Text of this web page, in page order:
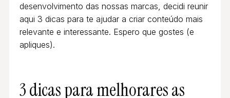
desenvolvimento das nossas marcas, decidi reunir
aqui 3 dicas para te ajudar a criar conteúdo mais
relevante e interessante. Espero que gostes (e
apliques).
3 dicas para melhorares as